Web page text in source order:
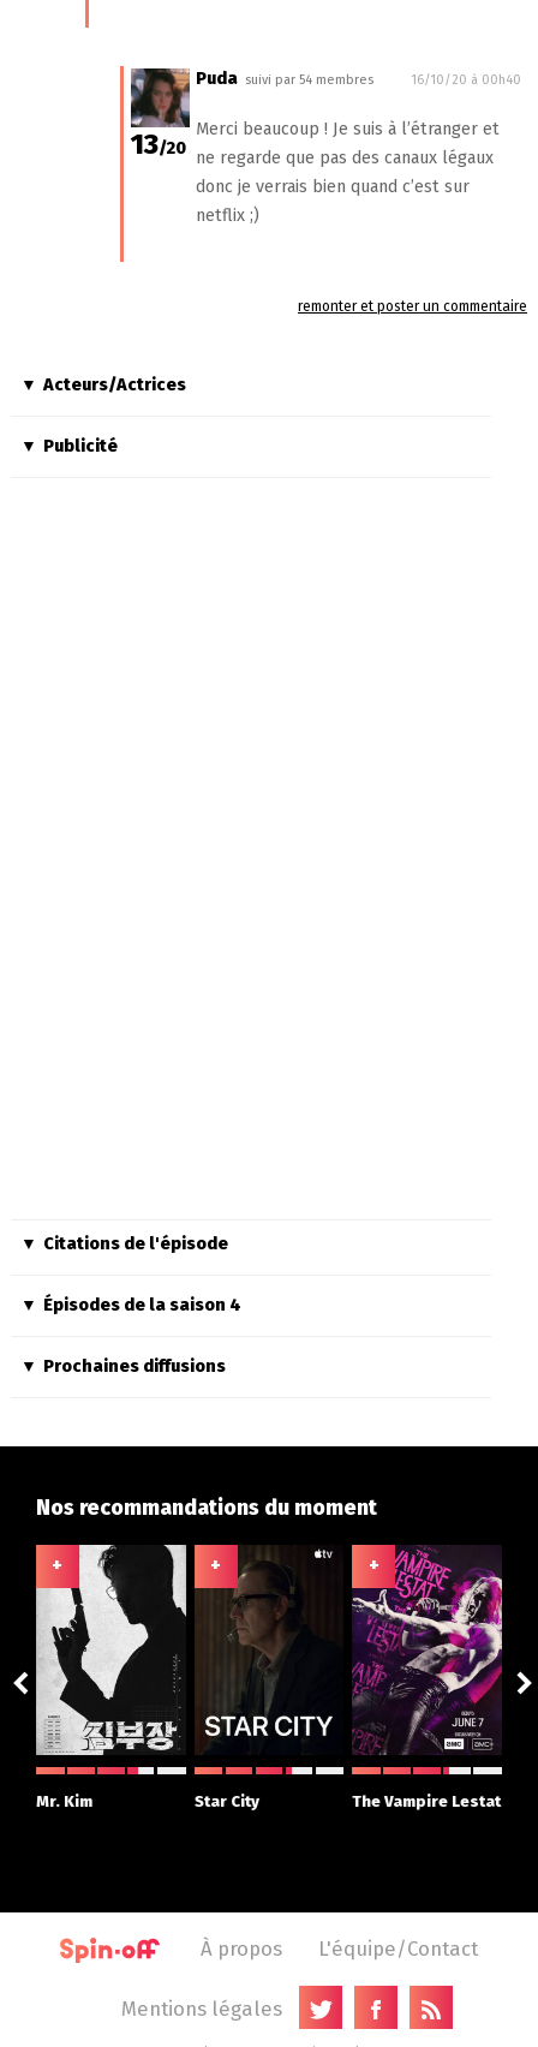
13/20
Puda suivi par 54 membres 16/10/20 à 00h40
Merci beaucoup ! Je suis à l’étranger et
ne regarde que pas des canaux légaux
donc je verrais bien quand c’est sur
netflix ;)
remonter et poster un commentaire
Acteurs/Actrices
Publicité
Citations de l'épisode
Épisodes de la saison 4
Prochaines diffusions
Nos recommandations du moment
+
Mr. Kim
+
Star City
+
The Vampire Lestat
À propos L'équipe/Contact
Mentions légales